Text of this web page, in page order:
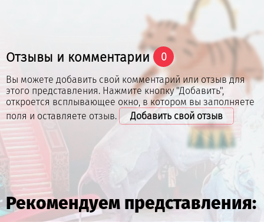
Отзывы и комментарии 0
Вы можете добавить свой комментарий или отзыв для
этого представления. Нажмите кнопку "Добавить",
откроется всплывающее окно, в котором вы заполняете
поля и оставляете отзыв.
Добавить свой отзыв
Рекомендуем представления: